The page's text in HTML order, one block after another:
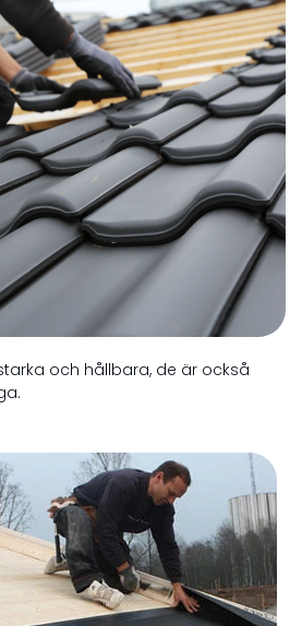
och hållbara, de är också